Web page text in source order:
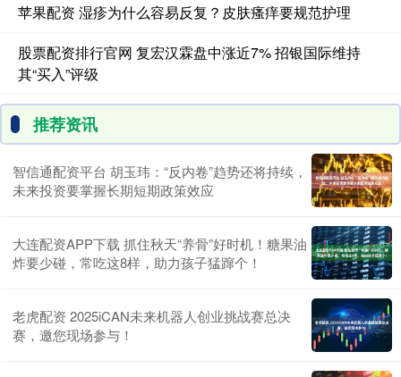
苹果配资 湿疹为什么容易反复？皮肤瘙痒要规范护理
股票配资排行官网 复宏汉霖盘中涨近7% 招银国际维持
其“买入”评级
推荐资讯
智信通配资平台 胡玉玮：“反内卷”趋势还将持续，
未来投资要掌握长期短期政策效应
大连配资APP下载 抓住秋天“养骨”好时机！糖果油
炸要少碰，常吃这8样，助力孩子猛蹿个！
老虎配资 2025iCAN未来机器人创业挑战赛总决
赛，邀您现场参与！